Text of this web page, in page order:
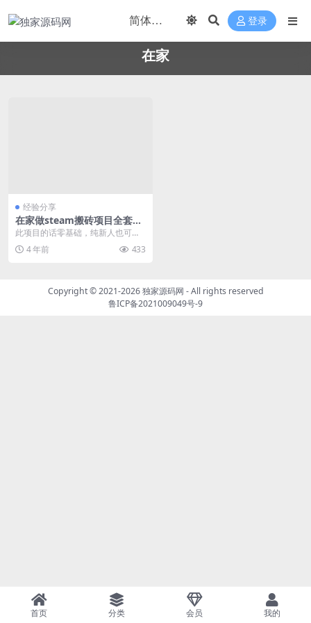
登录
在家
经验分享
在家做steam搬砖项目全套项
目讲解
此项目的话零基础，纯新人也可以
轻松上手操作，我现在每个月收入
也非常稳定，每天利用...
4 年前 433
Copyright © 2021-2026独家源码网 - All rights reserved
鲁ICP备2021009049号-9
首页 分类 会员 我的